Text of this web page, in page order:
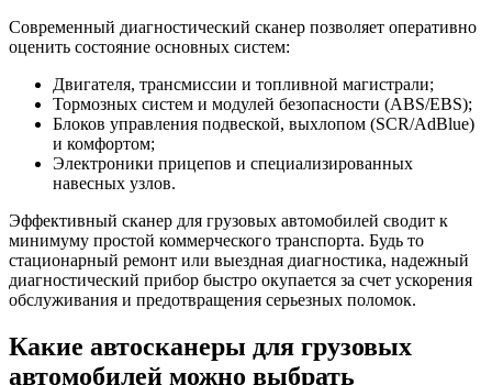
Современный диагностический сканер позволяет оперативно
оценить состояние основных систем:
Двигателя, трансмиссии и топливной магистрали;
Тормозных систем и модулей безопасности (ABS/EBS);
Блоков управления подвеской, выхлопом (SCR/AdBlue)
и комфортом;
Электроники прицепов и специализированных
навесных узлов.
Эффективный сканер для грузовых автомобилей сводит к
минимуму простой коммерческого транспорта. Будь то
стационарный ремонт или выездная диагностика, надежный
диагностический прибор быстро окупается за счет ускорения
обслуживания и предотвращения серьезных поломок.
Какие автосканеры для грузовых
автомобилей можно выбрать